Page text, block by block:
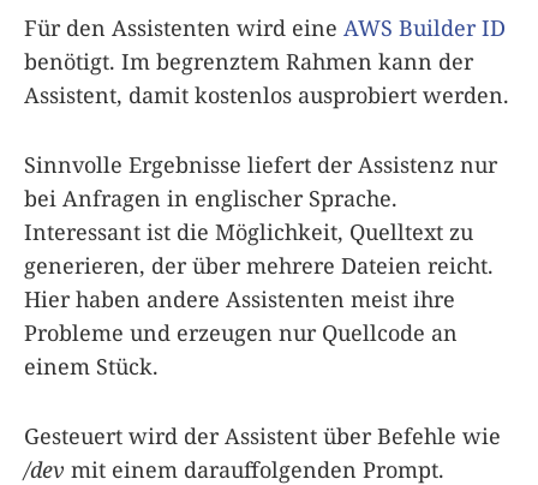
Für den Assistenten wird eine AWS Builder ID
benötigt. Im begrenztem Rahmen kann der
Assistent, damit kostenlos ausprobiert werden.
Sinnvolle Ergebnisse liefert der Assistenz nur
bei Anfragen in englischer Sprache.
Interessant ist die Möglichkeit, Quelltext zu
generieren, der über mehrere Dateien reicht.
Hier haben andere Assistenten meist ihre
Probleme und erzeugen nur Quellcode an
einem Stück.
Gesteuert wird der Assistent über Befehle wie
/dev mit einem darauffolgenden Prompt.